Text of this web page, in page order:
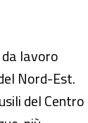
da lavoro
Nord-Est.
del Centro